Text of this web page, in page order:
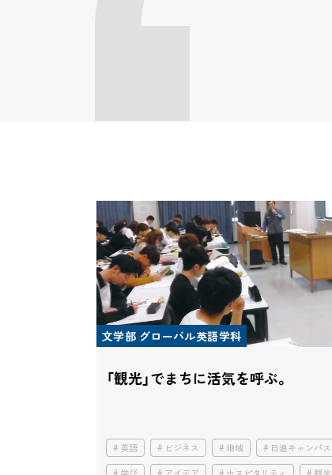
文学部 グローバル英語学科
「観光」でまちに活気を呼ぶ。
英語 ビジネス 地域
日進キャンパス